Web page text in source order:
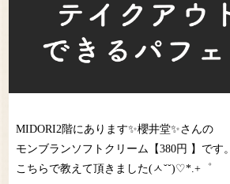
MIDORI2階にあります✨櫻井堂✨さんの
モンブランソフトクリーム【380円 】です。
こちらで教えて頂きました(ㅅ˘˘)♡*.+゜